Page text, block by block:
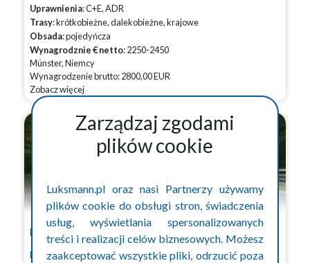
Zarządzaj zgodami
plików cookie
Luksmann.pl oraz nasi Partnerzy używamy
plików cookie do obsługi stron, świadczenia
usług, wyświetlania spersonalizowanych
treści i realizacji celów biznesowych. Możesz
zaakceptować wszystkie pliki, odrzucić poza
Uprawnienia: C+E, ADR
Trasy: krótkobieżne, dalekobieżne, krajowe
Obsada: pojedyńcza
Wynagrodznie € netto: 2250-2450
Münster, Niemcy
Wynagrodzenie brutto: 2800,00 EUR
Zobacz więcej
Kierowca C+E plandeka/bdf Stut...
LUKSMANN